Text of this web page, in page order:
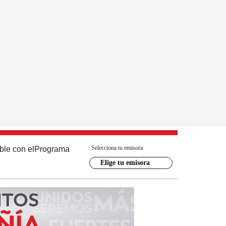
con el Programa Selecciona tu emisora
Elige tu emisora